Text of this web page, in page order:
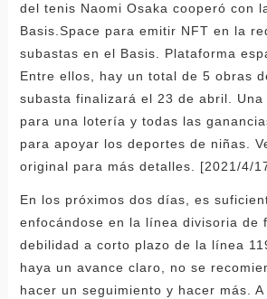
del tenis Naomi Osaka cooperó con
Basis.Space para emitir NFT en la
subastas en el Basis. Plataforma
Entre ellos, hay un total de 5 obras
subasta finalizará el 23 de abril.
para una lotería y todas las
para apoyar los deportes de niñas.
original para más detalles. [2021/4/
En los próximos dos días, es
enfocándose en la línea divisoria de
debilidad a corto plazo de la línea
haya un avance claro, no se
hacer un seguimiento y hacer más.